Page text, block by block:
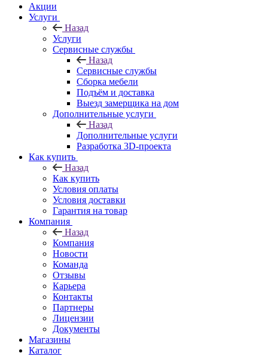
Акции
Услуги
Назад
Услуги
Сервисные службы
Назад
Сервисные службы
Сборка мебели
Подъём и доставка
Выезд замерщика на дом
Дополнительные услуги
Назад
Дополнительные услуги
Разработка 3D-проекта
Как купить
Назад
Как купить
Условия оплаты
Условия доставки
Гарантия на товар
Компания
Назад
Компания
Новости
Команда
Отзывы
Карьера
Контакты
Партнеры
Лицензии
Документы
Магазины
Каталог